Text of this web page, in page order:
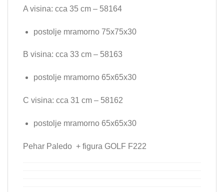
A visina: cca 35 cm – 58164
postolje mramorno 75x75x30
B visina: cca 33 cm – 58163
postolje mramorno 65x65x30
C visina: cca 31 cm – 58162
postolje mramorno 65x65x30
Pehar Paledo + figura GOLF F222